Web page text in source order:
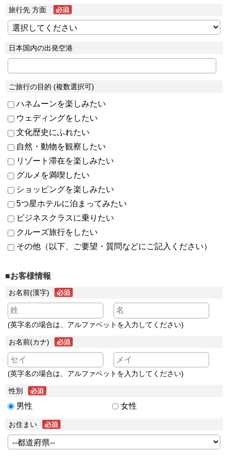
旅行先 方面
日本国内の出発空港
ご旅行の目的 (複数選択可)
ハネムーンを楽しみたい
ウェディングをしたい
文化歴史にふれたい
自然・動物を観察したい
リゾート滞在を楽しみたい
グルメを満喫したい
ショッピングを楽しみたい
5つ星ホテルに泊まってみたい
ビジネスクラスに乗りたい
クルーズ旅行をしたい
その他（以下、ご要望・質問などにご記入ください）
■お客様情報
お名前(漢字)
(英字名の場合は、アルファベットを入力してください)
お名前(カナ)
(英字名の場合は、アルファベットを入力してください)
性別
男性 女性
お住まい